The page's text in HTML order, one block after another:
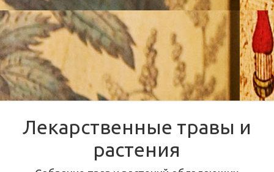
Лекарственные травы и
растения